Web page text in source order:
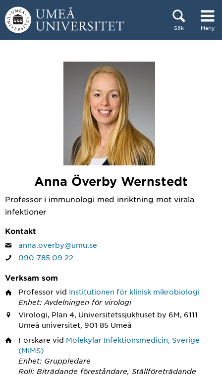
Hoppa direkt till innehållet
Sök Meny
Anna Överby Wernstedt
Professor i immunologi med inriktning mot virala
infektioner
Kontakt
anna.overby@umu.se
090-785 09 22
Verksam som
Professor vid Institutionen för klinisk mikrobiologi
Enhet: Avdelningen för virologi
Virologi, Plan 4, Universitetssjukhuset by 6M, 6111
Umeå universitet, 901 85 Umeå
Forskare vid Molekylär Infektionsmedicin, Sverige
(MIMS)
Enhet: Gruppledare
Roll: Biträdande föreståndare, Ställföreträdande